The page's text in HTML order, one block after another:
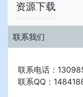
资源下载
联系我们
联系电话：
联系QQ：